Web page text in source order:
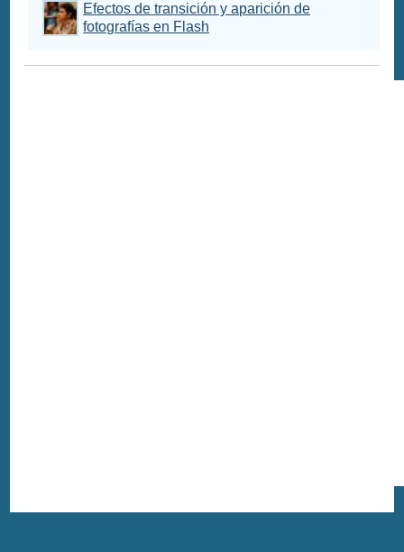
Efectos de transición y aparición de
fotografías en Flash